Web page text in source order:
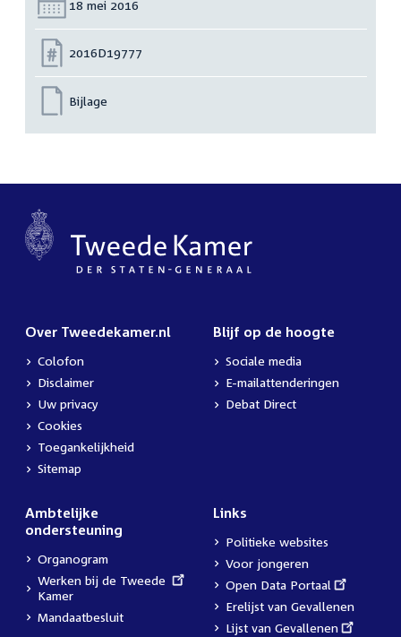
Datum:
18 mei 2016
Nummer:
2016D19777
Bijlage
Over Tweedekamer.nl
Colofon
Disclaimer
Uw privacy
Cookies
Toegankelijkheid
Sitemap
Blijf op de hoogte
Sociale media
E-mailattenderingen
Debat Direct
Ambtelijke
ondersteuning
Organogram
External
link:
Werken bij de Tweede
Kamer
Mandaatbesluit
Links
Politieke websites
Voor jongeren
External
link:
Open Data Portaal
Erelijst van Gevallenen
External
Lijst van Gevallenen